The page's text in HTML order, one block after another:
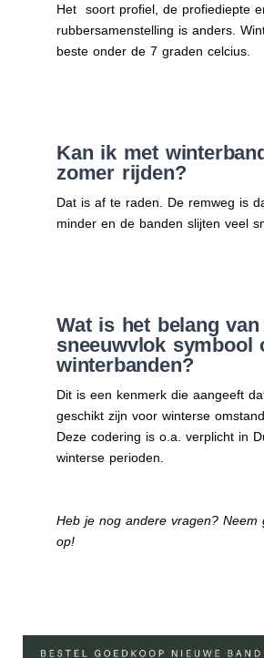
Het soort profiel, de profiediepte
rubbersamenstelling is anders.
beste onder de 7 graden celcius.
Kan ik met
zomer rijden?
Dat is af te raden. De remweg is
minder en de banden slijten veel
Wat is het belang van
sneeuwvlok symbool
winterbanden?
Dit is een kenmerk die aangeeft
geschikt zijn voor winterse
Deze codering is o.a. verplicht in
winterse perioden.
Heb je nog andere vragen? Neem
op!